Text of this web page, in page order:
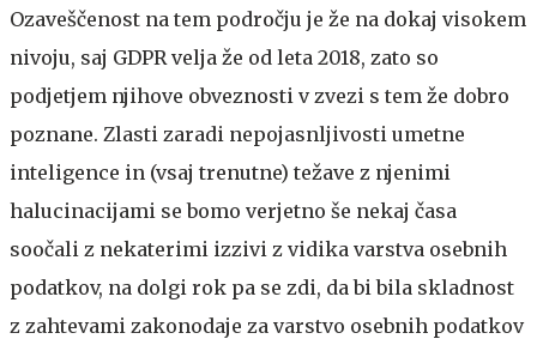
Ozaveščenost na tem področju je že na dokaj visokem
nivoju, saj GDPR velja že od leta 2018, zato so
podjetjem njihove obveznosti v zvezi s tem že dobro
poznane. Zlasti zaradi nepojasnljivosti umetne
inteligence in (vsaj trenutne) težave z njenimi
halucinacijami se bomo verjetno še nekaj časa
soočali z nekaterimi izzivi z vidika varstva osebnih
podatkov, na dolgi rok pa se zdi, da bi bila skladnost
z zahtevami zakonodaje za varstvo osebnih podatkov